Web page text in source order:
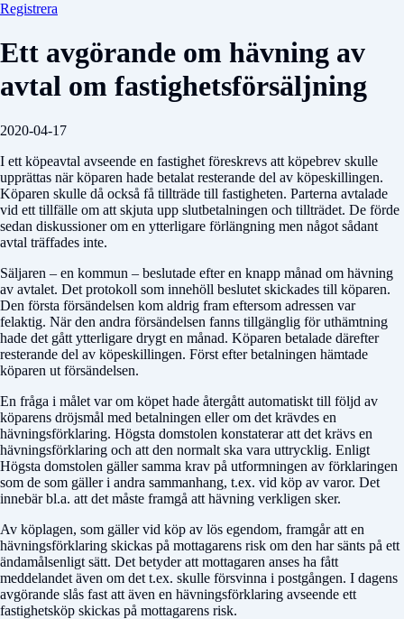
Registrera
Ett avgörande om hävning av
avtal om fastighetsförsäljning
2020-04-17
I ett köpeavtal avseende en fastighet föreskrevs att köpebrev skulle
upprättas när köparen hade betalat resterande del av köpeskillingen.
Köparen skulle då också få tillträde till fastigheten. Parterna avtalade
vid ett tillfälle om att skjuta upp slutbetalningen och tillträdet. De förde
sedan diskussioner om en ytterligare förlängning men något sådant
avtal träffades inte.
Säljaren – en kommun – beslutade efter en knapp månad om hävning
av avtalet. Det protokoll som innehöll beslutet skickades till köparen.
Den första försändelsen kom aldrig fram eftersom adressen var
felaktig. När den andra försändelsen fanns tillgänglig för uthämtning
hade det gått ytterligare drygt en månad. Köparen betalade därefter
resterande del av köpeskillingen. Först efter betalningen hämtade
köparen ut försändelsen.
En fråga i målet var om köpet hade återgått automatiskt till följd av
köparens dröjsmål med betalningen eller om det krävdes en
hävningsförklaring. Högsta domstolen konstaterar att det krävs en
hävningsförklaring och att den normalt ska vara uttrycklig. Enligt
Högsta domstolen gäller samma krav på utformningen av förklaringen
som de som gäller i andra sammanhang, t.ex. vid köp av varor. Det
innebär bl.a. att det måste framgå att hävning verkligen sker.
Av köplagen, som gäller vid köp av lös egendom, framgår att en
hävningsförklaring skickas på mottagarens risk om den har sänts på ett
ändamålsenligt sätt. Det betyder att mottagaren anses ha fått
meddelandet även om det t.ex. skulle försvinna i postgången. I dagens
avgörande slås fast att även en hävningsförklaring avseende ett
fastighetsköp skickas på mottagarens risk.